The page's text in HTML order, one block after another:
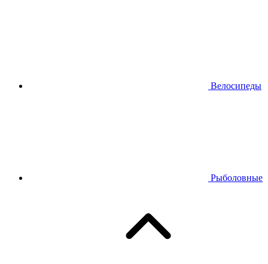
Велосипеды
Рыболовные